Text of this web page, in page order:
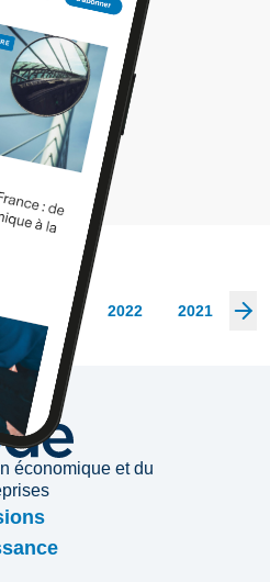
archives
2023 2022 2021
économique et du